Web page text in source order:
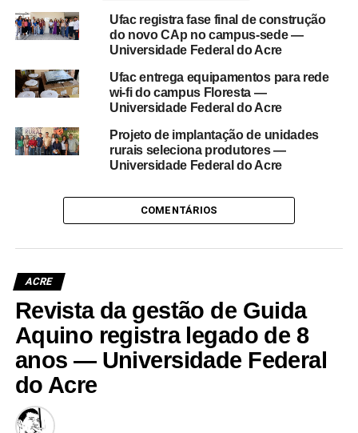
Ufac registra fase final de construção
do novo CAp no campus-sede —
Universidade Federal do Acre
Ufac entrega equipamentos para rede
wi-fi do campus Floresta —
Universidade Federal do Acre
Projeto de implantação de unidades
rurais seleciona produtores —
Universidade Federal do Acre
COMENTÁRIOS
ACRE
Revista da gestão de Guida
Aquino registra legado de 8
anos — Universidade Federal
do Acre